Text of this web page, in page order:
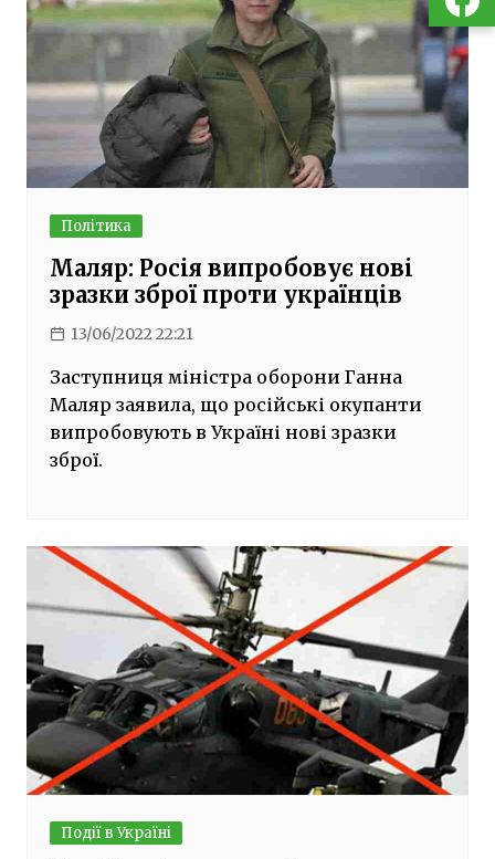
Політика
Маляр: Росія випробовує нові
зразки зброї проти українців
13/06/2022 22:21
Заступниця міністра оборони Ганна
Маляр заявила, що російські окупанти
випробовують в Україні нові зразки
зброї.
Події в Україні